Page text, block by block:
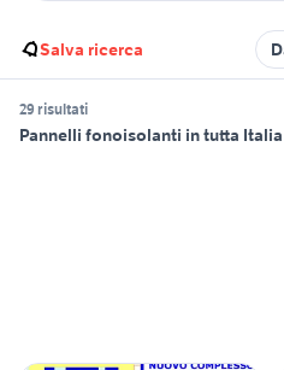
Salva ricerca
29 risultati
Pannelli fonoisolanti in tutta Italia